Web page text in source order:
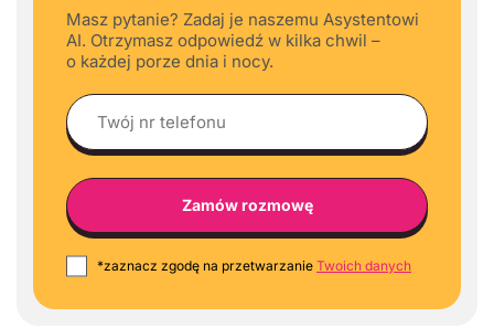
Masz pytanie? Zadaj je naszemu Asystentowi
AI. Otrzymasz odpowiedź w kilka chwil –
o każdej porze dnia i nocy.
*zaznacz zgodę na przetwarzanie Twoich danych